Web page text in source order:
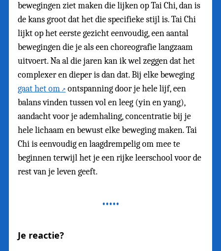
bewegingen ziet maken die lijken op Tai Chi, dan is
de kans groot dat het die specifieke stijl is. Tai Chi
lijkt op het eerste gezicht eenvoudig, een aantal
bewegingen die je als een choreografie langzaam
uitvoert. Na al die jaren kan ik wel zeggen dat het
complexer en dieper is dan dat. Bij elke beweging
gaat het om
ontspanning door je hele lijf, een
balans vinden tussen vol en leeg (yin en yang),
aandacht voor je ademhaling, concentratie bij je
hele lichaam en bewust elke beweging maken. Tai
Chi is eenvoudig en laagdrempelig om mee te
beginnen terwijl het je een rijke leerschool voor de
rest van je leven geeft.
Je reactie?